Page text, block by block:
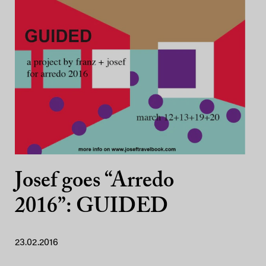
Josef goes “Arredo
2016”: GUIDED
23.02.2016